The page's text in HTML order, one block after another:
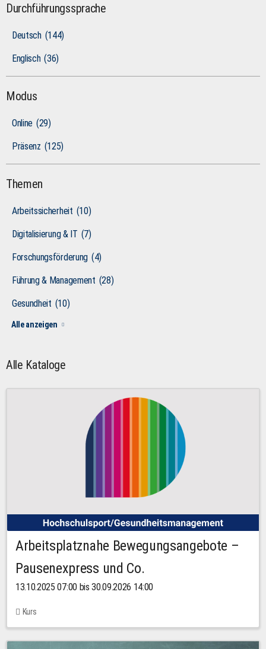
Durchführungssprache
Deutsch (144)
Englisch (36)
Modus
Online (29)
Präsenz (125)
Themen
Arbeitssicherheit (10)
Digitalisierung & IT (7)
Forschungsförderung (4)
Führung & Management (28)
Gesundheit (10)
Alle anzeigen
Alle Kataloge
Arbeitsplatznahe Bewegungsangebote –
Pausenexpress und Co.
13.10.2025 07:00 bis 30.09.2026 14:00
Kurs